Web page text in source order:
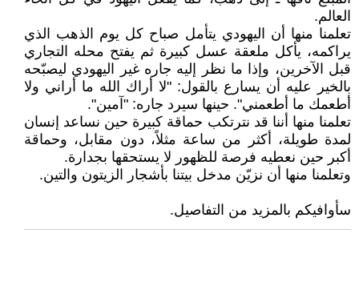
العالم.
تعلمنا منها أن اليهودي يتأمل صباح كل يوم الذهب الذي
يراكمه، يأكل ملعقة عسل كبيرة ثم يفتح محله التجاري
قبل الآخرين، وإذا ما نظر إليه جاره غير اليهودي ليصبّحه
بالخير عليه أن يسارع بالقول: "لا أراك الله ما أراني ولا
أطعمك ما أطعمني". حينها سيرد جاره: "آمين".
تعلمنا منها أننا قد نترتكب حماقة كبيرة حين نساعد إنسان
لمدة طويلة، أكثر من ساعة مثلاً، دون مقابل، وحماقة
أكبر حين نعطيه فرصة للظهور لا يستحقها بجدارة.
وتعلمنا منها أن نزيّن مدخل بيتنا بأشجار الزيتون والتين.
سأوافيكم بالمزيد من التفاصيل.